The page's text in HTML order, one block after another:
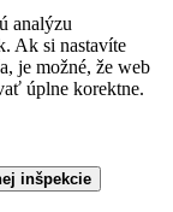
analýzu
Ak si nastavíte
je možné, že web
úplne korektne.
inšpekcie